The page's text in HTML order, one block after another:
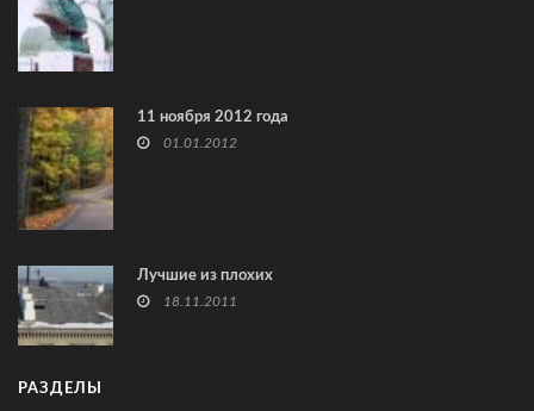
11 ноября 2012 года
01.01.2012
Лучшие из плохих
18.11.2011
РАЗДЕЛЫ